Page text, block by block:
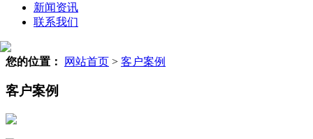
新闻资讯
联系我们
您的位置： 网站首页 > 客户案例
客户案例